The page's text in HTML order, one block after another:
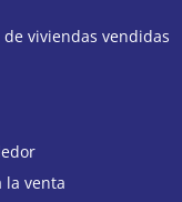
viviendas vendidas
la venta